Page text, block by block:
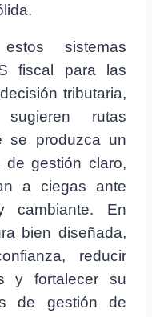
sistemas
fiscal para las
tributaria,
rutas
se produzca un
de gestión claro,
a ciegas ante
cambiante. En
bien diseñada,
reducir
y fortalecer su
de gestión de